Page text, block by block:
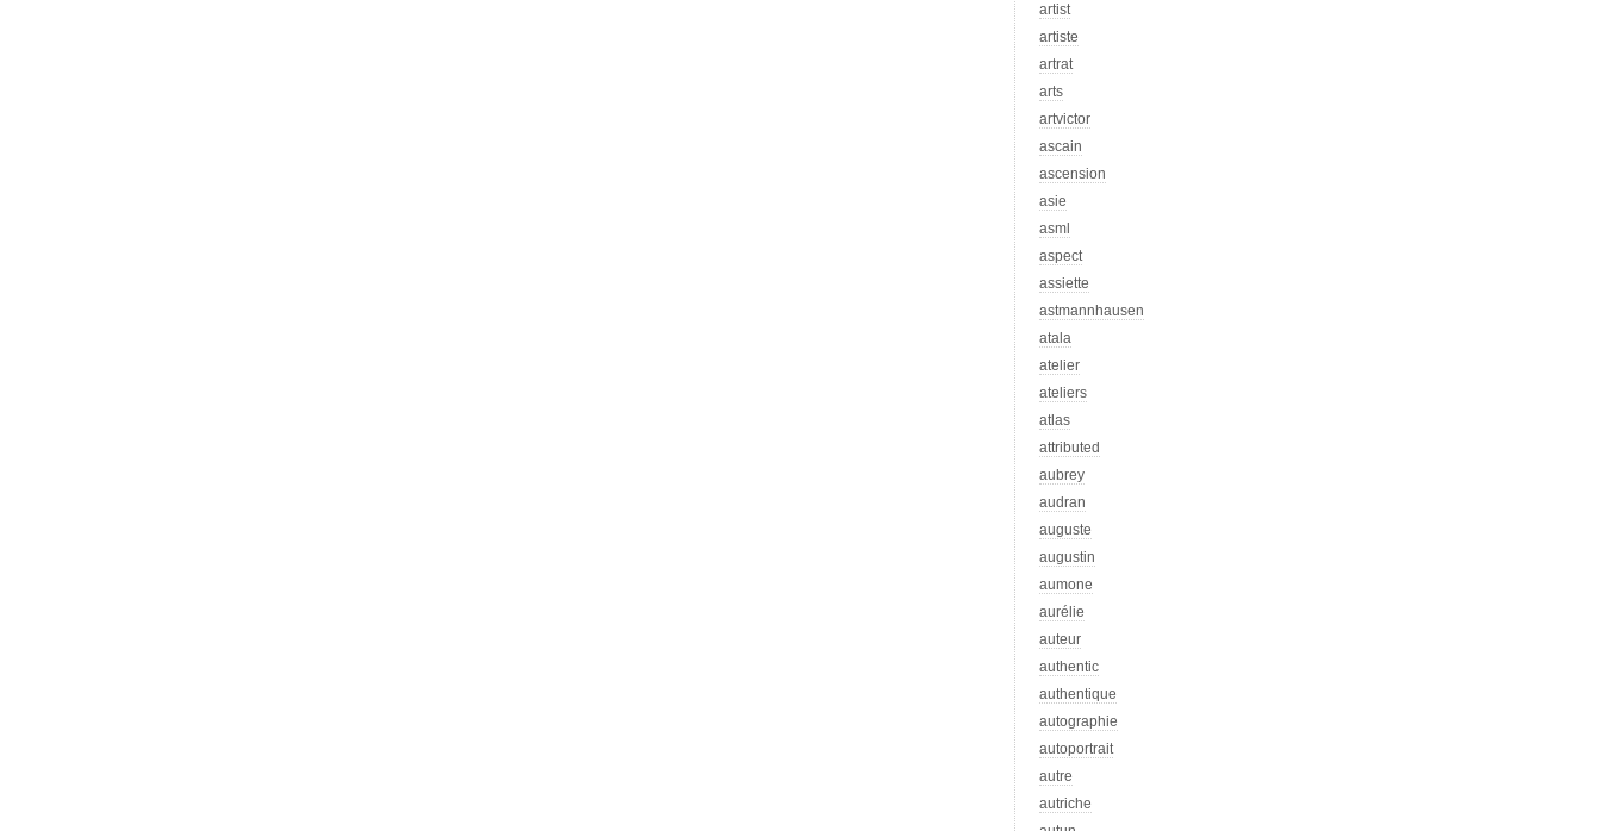
artist
artiste
artrat
arts
artvictor
ascain
ascension
asie
asml
aspect
assiette
astmannhausen
atala
atelier
ateliers
atlas
attributed
aubrey
audran
auguste
augustin
aumone
aurélie
auteur
authentic
authentique
autographie
autoportrait
autre
autriche